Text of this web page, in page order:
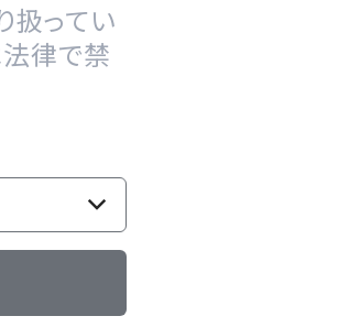
扱ってい
律で禁